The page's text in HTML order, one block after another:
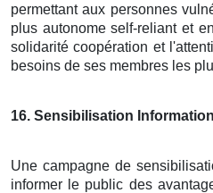
permettant aux personnes
plus autonome self-reliant et
solidarité coopération et
besoins de ses membres les
16. Sensibilisation
Une campagne de
informer le public des